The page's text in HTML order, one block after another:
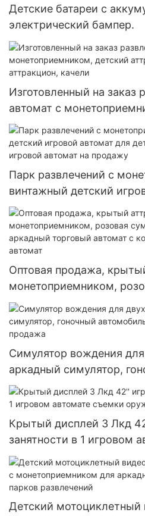
Детские батареи с
электрический бампер.
Изготовленный на заказ
автомат с
аттракцион, детский
Парк развлечений с
винтажный детский
детей, качели,
на продажу
Оптовая продажа,
монетоприемником,
игрушка, кукла,
когтем, кран, игровой
Симулятор вождения
аркадный симулятор,
игровой автомат,
Крытый дисплей 3 Лкд
занятности в 1 игровом
оружия видео симулятора
Детский мотоциклетный